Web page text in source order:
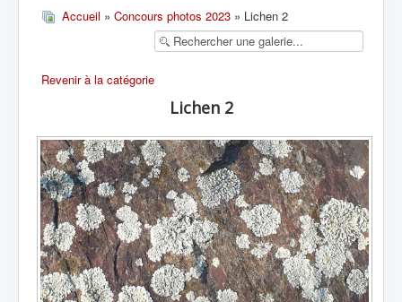
RANDONNÉE SPORTIVE
Accueil » Concours photos 2023 » Lichen 2
Revenir à la catégorie
Lichen 2